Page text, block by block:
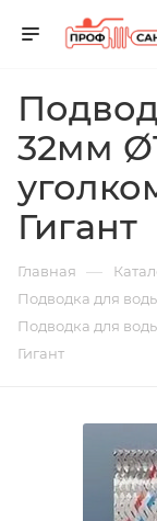
32мм
Гигант
Главная —
Подводка для
Подводка для
Гигант